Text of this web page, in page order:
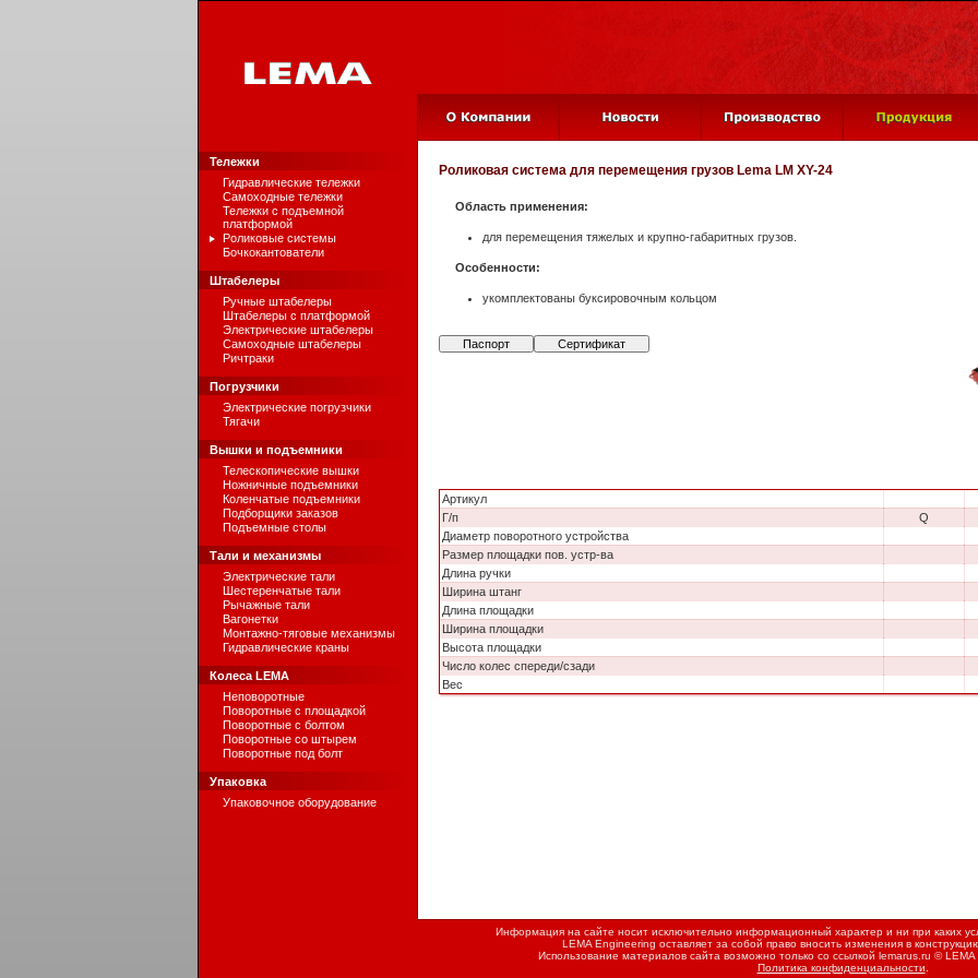
Тележки
Гидравлические тележки
Самоходные тележки
Тележки с подъемной
платформой
Роликовые системы
Бочкокантователи
Штабелеры
Ручные штабелеры
Штабелеры с платформой
Электрические штабелеры
Самоходные штабелеры
Ричтраки
Погрузчики
Электрические погрузчики
Тягачи
Вышки и подъемники
Телескопические вышки
Ножничные подъемники
Коленчатые подъемники
Подборщики заказов
Подъемные столы
Тали и механизмы
Электрические тали
Шестеренчатые тали
Рычажные тали
Вагонетки
Монтажно-тяговые механизмы
Гидравлические краны
Колеса LEMA
Неповоротные
Поворотные с площадкой
Поворотные с болтом
Поворотные со штырем
Поворотные под болт
Упаковка
Упаковочное оборудование
Роликовая система для перемещения грузов Lema LM XY-24
Область применения:
для перемещения тяжелых и крупно-габаритных грузов.
Особенности:
укомплектованы буксировочным кольцом
Паспорт Сертификат
Артикул
Г/п
Q
Диаметр поворотного устройства
Размер площадки пов. устр-ва
Длина ручки
Ширина штанг
Длина площадки
Ширина площадки
Высота площадки
Число колес спереди/сзади
Вес
Информация на сайте носит исключительно информационный характер и ни при каких
LEMA Engineering оставляет за собой право вносить изменения в
Использование материалов сайта возможно только со ссылкой lemarus.ru ©
Политика конфиденциальности